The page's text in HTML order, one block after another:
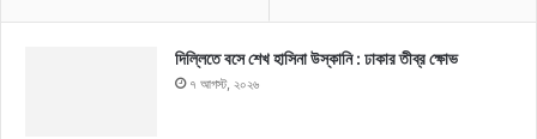
দিল্লিতে বসে শেখ হাসিনা উস্কানি : ঢাকার তীব্র ক্ষোভ
৭ আগস্ট, ২০২৬